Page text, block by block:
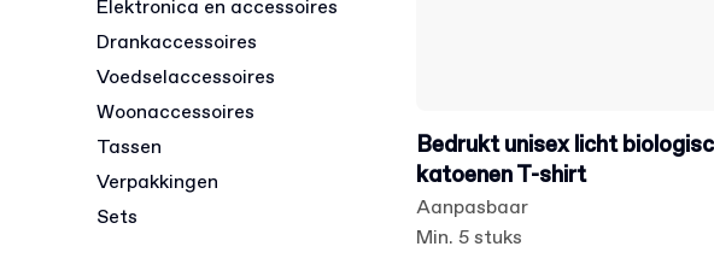
Elektronica en accessoires
Drankaccessoires
Voedselaccessoires
Woonaccessoires
Tassen
Verpakkingen
Sets
Bedrukt unisex licht
katoenen T-shirt
Aanpasbaar
Min. 5 stuks